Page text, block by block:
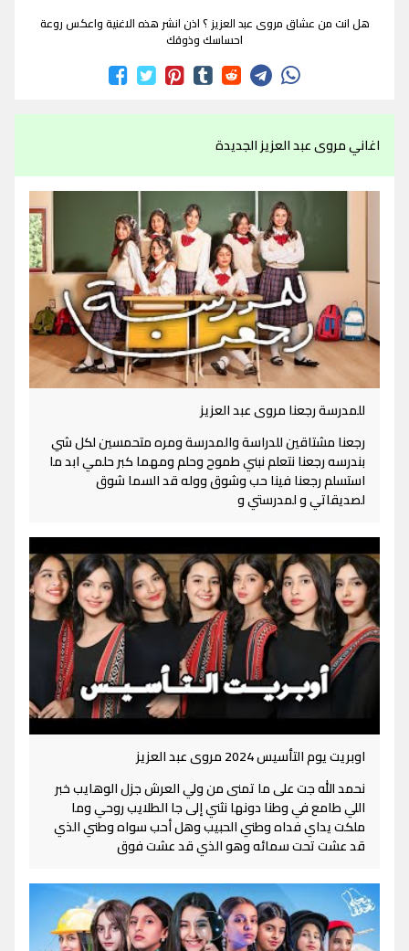
هل انت من عشاق مروى عبد العزيز ؟ اذن انشر هذه الاغنية واعكس روعة
احساسك وذوقك
اغاني مروى عبد العزيز الجديدة
للمدرسة رجعنا مروى عبد العزيز
رجعنا مشتاقين للدراسة والمدرسة ومره متحمسين لكل شي
بندرسه رجعنا نتعلم نبني طموح وحلم ومهما كبر حلمي ابد ما
استسلم رجعنا فينا حب وشوق ووله قد السما شوق
لصديقاتي و لمدرستي و
اوبريت يوم التأسيس 2024 مروى عبد العزيز
نحمد الله جت على ما تمنى من ولي العرش جزل الوهايب خبر
اللي طامع في وطنا دونها نثني إلى جا الطلايب روحي وما
ملكت يداي فداه وطني الحبيب وهل أحب سواه وطني الذي
قد عشت تحت سمائه وهو الذي قد عشت فوق